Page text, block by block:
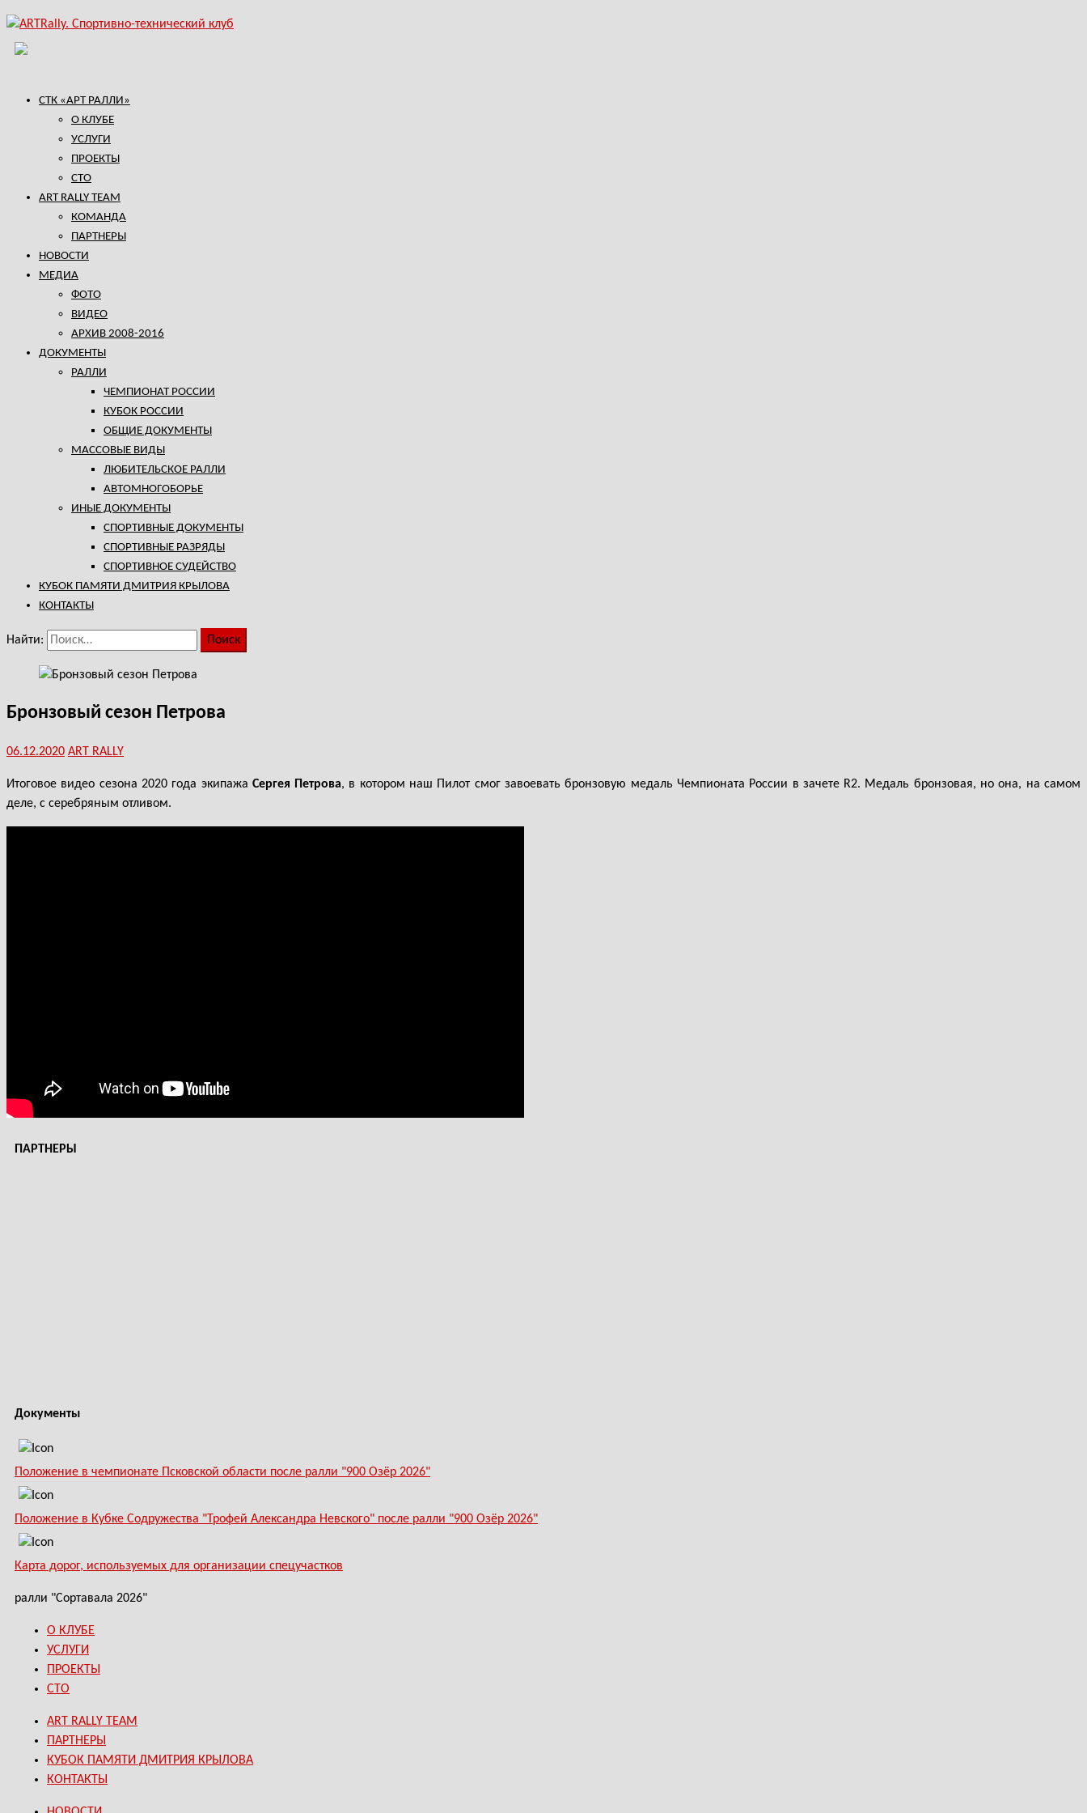
СТК «АРТ РАЛЛИ»
О КЛУБЕ
УСЛУГИ
ПРОЕКТЫ
СТО
ART RALLY TEAM
КОМАНДА
ПАРТНЕРЫ
НОВОСТИ
МЕДИА
ФОТО
ВИДЕО
АРХИВ 2008-2016
ДОКУМЕНТЫ
РАЛЛИ
ЧЕМПИОНАТ РОССИИ
КУБОК РОССИИ
ОБЩИЕ ДОКУМЕНТЫ
МАССОВЫЕ ВИДЫ
ЛЮБИТЕЛЬСКОЕ РАЛЛИ
АВТОМНОГОБОРЬЕ
ИНЫЕ ДОКУМЕНТЫ
СПОРТИВНЫЕ ДОКУМЕНТЫ
СПОРТИВНЫЕ РАЗРЯДЫ
СПОРТИВНОЕ СУДЕЙСТВО
КУБОК ПАМЯТИ ДМИТРИЯ КРЫЛОВА
КОНТАКТЫ
Найти:
Бронзовый сезон Петрова
06.12.2020 ART RALLY
Итоговое видео сезона 2020 года экипажа Сергея Петрова, в котором наш Пилот смог завоевать бронзовую медаль Чемпионата России в зачете R2. Медаль бронзовая, но она, на самом
деле, с серебряным отливом.
ПАРТНЕРЫ
Документы
Положение в чемпионате Псковской области после ралли "900 Озёр 2026"
Положение в Кубке Содружества "Трофей Александра Невского" после ралли "900 Озёр 2026"
Карта дорог, используемых для организации спецучастков
ралли "Сортавала 2026"
О КЛУБЕ
УСЛУГИ
ПРОЕКТЫ
СТО
ART RALLY TEAM
ПАРТНЕРЫ
КУБОК ПАМЯТИ ДМИТРИЯ КРЫЛОВА
КОНТАКТЫ